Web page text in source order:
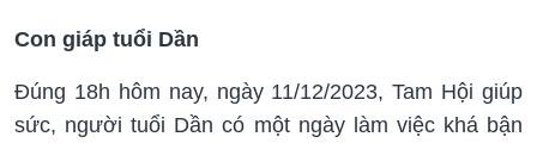
Con giáp tuổi Dần
Đúng 18h hôm nay, ngày 11/12/2023, Tam Hội giúp
sức, người tuổi Dần có một ngày làm việc khá bận